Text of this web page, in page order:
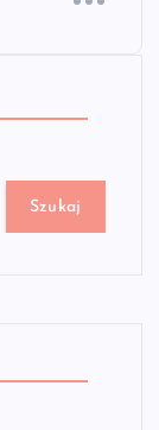
Szukaj